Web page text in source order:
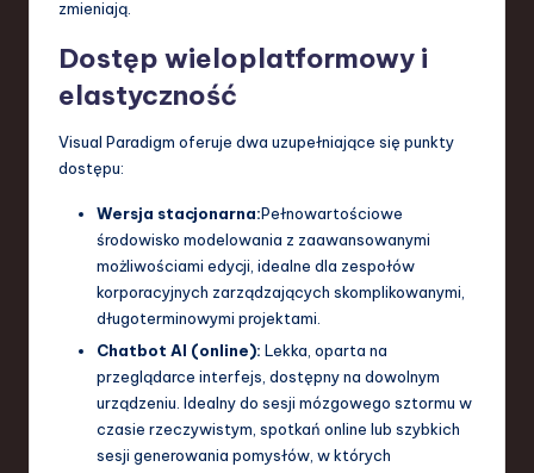
zmieniają.
Dostęp wieloplatformowy i
elastyczność
Visual Paradigm oferuje dwa uzupełniające się punkty
dostępu:
Wersja stacjonarna:Pełnowartościowe
środowisko modelowania z zaawansowanymi
możliwościami edycji, idealne dla zespołów
korporacyjnych zarządzających skomplikowanymi,
długoterminowymi projektami.
Chatbot AI (online): Lekka, oparta na
przeglądarce interfejs, dostępny na dowolnym
urządzeniu. Idealny do sesji mózgowego sztormu w
czasie rzeczywistym, spotkań online lub szybkich
sesji generowania pomysłów, w których